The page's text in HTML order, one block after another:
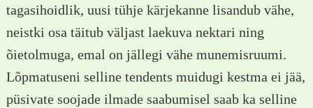
tagasihoidlik, uusi tühje kärjekanne lisandub vähe,
neistki osa täitub väljast laekuva nektari ning
õietolmuga, emal on jällegi vähe munemisruumi.
Lõpmatuseni selline tendents muidugi kestma ei jää,
püsivate soojade ilmade saabumisel saab ka selline